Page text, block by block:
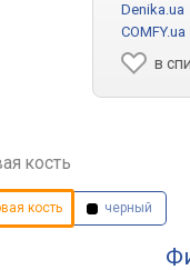
Denika.ua
COMFY.ua
в
кость
кость черный